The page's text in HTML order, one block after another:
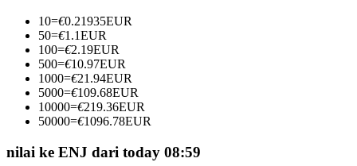
Menjadi Pedagang Salinan
Nikmati pembagian keuntungan dan komisi copy trading
10=€0.21935EUR
50=€1.1EUR
100=€2.19EUR
500=€10.97EUR
1000=€21.94EUR
5000=€109.68EUR
10000=€219.36EUR
50000=€1096.78EUR
nilai ke ENJ dari today 08:59